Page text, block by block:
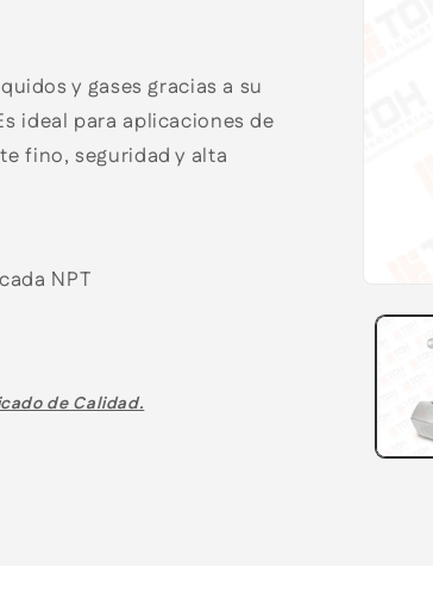
y gases gracias a su
ideal para aplicaciones de
fino, seguridad y alta
NPT
de Calidad.